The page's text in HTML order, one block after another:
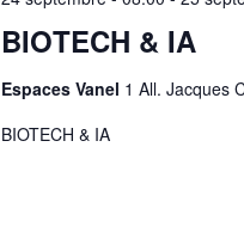
BIOTECH & IA
Espaces Vanel 1 All. Jacques
BIOTECH & IA